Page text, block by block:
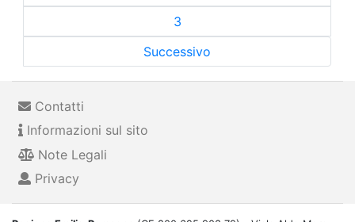
3
Successivo
Contatti
Informazioni sul sito
Note Legali
Privacy